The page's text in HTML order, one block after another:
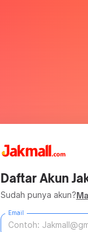
Daftar Akun
Sudah punya akun?
Email